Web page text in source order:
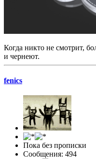
Когда никто не смотрит,
и чернеют.
fenics
Пока без прописки
Сообщения: 494